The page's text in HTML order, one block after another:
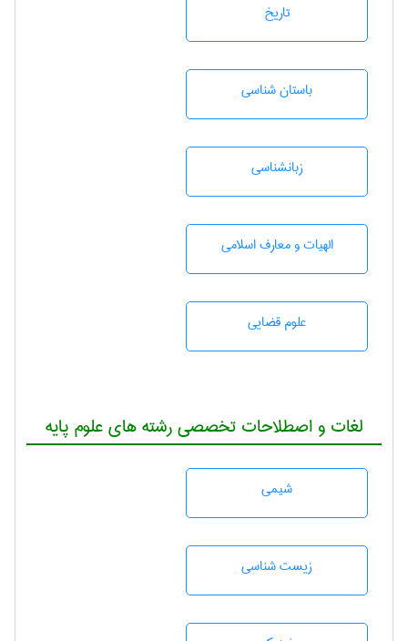
تاريخ
باستان شناسی
زبانشناسی
الهیات و معارف اسلامی
علوم قضایی
لغات و اصطلاحات تخصصی رشته های علوم پایه
شيمی
زيست شناسی